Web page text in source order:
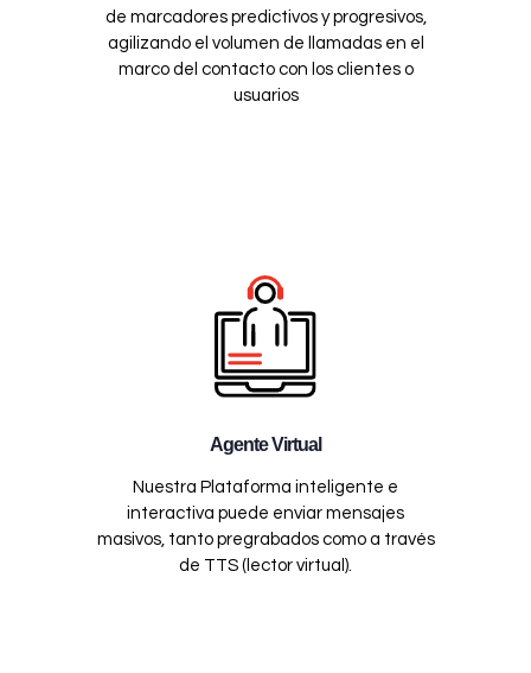
de marcadores predictivos y progresivos,
agilizando el volumen de llamadas en el
marco del contacto con los clientes o
usuarios
Agente Virtual
Nuestra Plataforma inteligente e
interactiva puede enviar mensajes
masivos, tanto pregrabados como a través
de TTS (lector virtual).